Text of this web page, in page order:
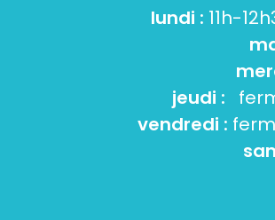
lundi : 11h-
jeudi :
vendredi :